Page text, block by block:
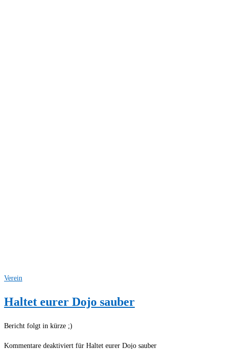
Verein
Haltet eurer Dojo sauber
Bericht folgt in kürze ;)
Kommentare deaktiviert für Haltet eurer Dojo sauber